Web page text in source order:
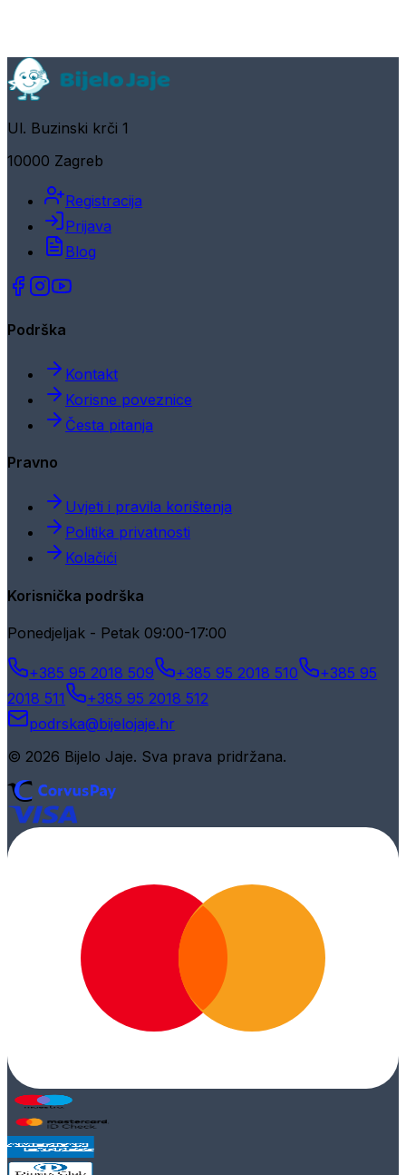
Ul. Buzinski krči 1
10000 Zagreb
Registracija
Prijava
Blog
Podrška
Kontakt
Korisne poveznice
Česta pitanja
Pravno
Uvjeti i pravila korištenja
Politika privatnosti
Kolačići
Korisnička podrška
Ponedjeljak - Petak 09:00-17:00
+385 95 2018 509 +385 95 2018 510
+385 95
2018 511
+385 95 2018 512
podrska@bijelojaje.hr
© 2026 Bijelo Jaje. Sva prava pridržana.